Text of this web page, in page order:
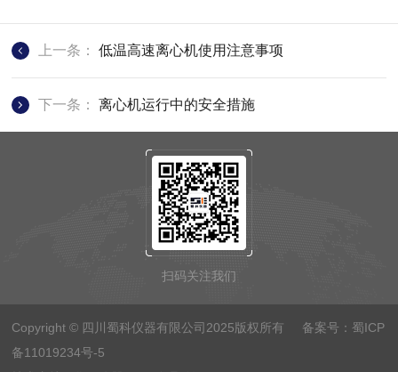
上一条：低温高速离心机使用注意事项
下一条：离心机运行中的安全措施
扫码关注我们
Copyright © 四川蜀科仪器有限公司2025版权所有 备案号： 蜀ICP
备11019234号-5